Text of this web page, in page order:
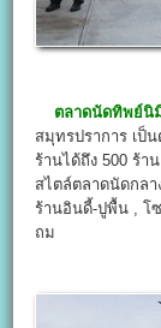
ตลาดนัดทิพย์นิ
สมุทรปราการ เป็
ร้านได้ถึง 500 ร้
สไตล์ตลาดนัดกลา
ร้านอินดี้-ปูพื้น , โ
ถม